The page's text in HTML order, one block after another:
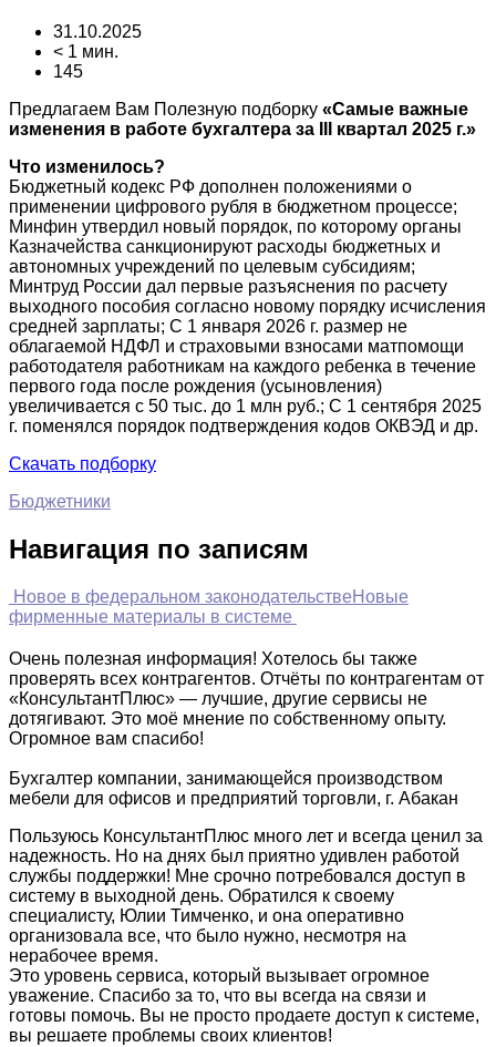
31.10.2025
< 1 мин.
145
Предлагаем Вам Полезную подборку «Самые важные
изменения в работе бухгалтера за III квартал 2025 г.»
Что изменилось?
Бюджетный кодекс РФ дополнен положениями о
применении цифрового рубля в бюджетном процессе;
Минфин утвердил новый порядок, по которому органы
Казначейства санкционируют расходы бюджетных и
автономных учреждений по целевым субсидиям;
Минтруд России дал первые разъяснения по расчету
выходного пособия согласно новому порядку исчисления
средней зарплаты; С 1 января 2026 г. размер не
облагаемой НДФЛ и страховыми взносами матпомощи
работодателя работникам на каждого ребенка в течение
первого года после рождения (усыновления)
увеличивается с 50 тыс. до 1 млн руб.; С 1 сентября 2025
г. поменялся порядок подтверждения кодов ОКВЭД и др.
Скачать подборку
Бюджетники
Навигация по записям
Новое в федеральном законодательствеНовые
фирменные материалы в системе
Очень полезная информация! Хотелось бы также
проверять всех контрагентов. Отчёты по контрагентам от
«КонсультантПлюс» — лучшие, другие сервисы не
дотягивают. Это моё мнение по собственному опыту.
Огромное вам спасибо!
Бухгалтер компании, занимающейся производством
мебели для офисов и предприятий торговли, г. Абакан
Пользуюсь КонсультантПлюс много лет и всегда ценил за
надежность. Но на днях был приятно удивлен работой
службы поддержки! Мне срочно потребовался доступ в
систему в выходной день. Обратился к своему
специалисту, Юлии Тимченко, и она оперативно
организовала все, что было нужно, несмотря на
нерабочее время.
Это уровень сервиса, который вызывает огромное
уважение. Спасибо за то, что вы всегда на связи и
готовы помочь. Вы не просто продаете доступ к системе,
вы решаете проблемы своих клиентов!